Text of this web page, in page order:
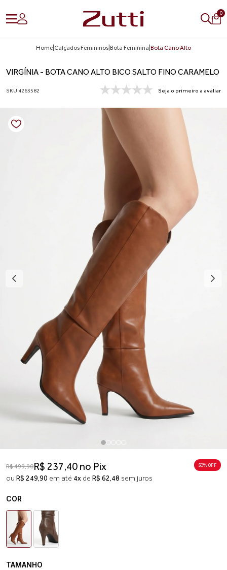
0
Home Calçados Femininos Bota Feminina Bota Cano Alto
VIRGÍNIA - BOTA CANO ALTO BICO SALTO FINO CARAMELO
SKU 4263582 Seja o primeiro a avaliar
R$ 499,90R$ 237,40 no Pix
ou R$ 249,90 em até 4x de R$ 62,48 sem juros
50% 0FF
COR
TAMANHO